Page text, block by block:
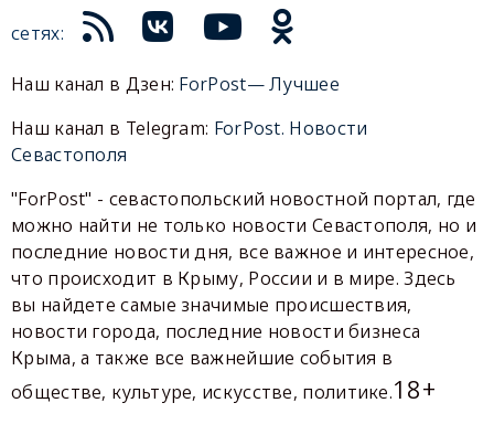
сетях:
Наш канал в Дзен: ForPost— Лучшее
Наш канал в Telegram: ForPost. Новости
Севастополя
"ForPost" - севастопольский новостной портал, где
можно найти не только новости Севастополя, но и
последние новости дня, все важное и интересное,
что происходит в Крыму, России и в мире. Здесь
вы найдете самые значимые происшествия,
новости города, последние новости бизнеса
Крыма, а также все важнейшие события в
обществе, культуре, искусстве, политике.18+